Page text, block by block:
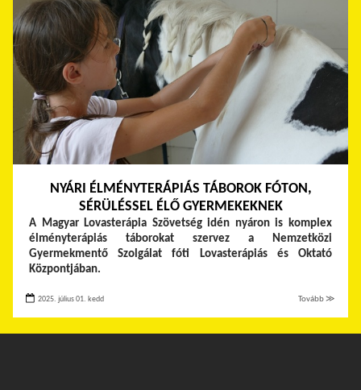
NYÁRI ÉLMÉNYTERÁPIÁS TÁBOROK FÓTON,
SÉRÜLÉSSEL ÉLŐ GYERMEKEKNEK
A Magyar Lovasterápia Szövetség idén nyáron is komplex
élményterápiás táborokat szervez a Nemzetközi
Gyermekmentő Szolgálat fóti Lovasterápiás és Oktató
Központjában.
2025. július 01. kedd Tovább ≫